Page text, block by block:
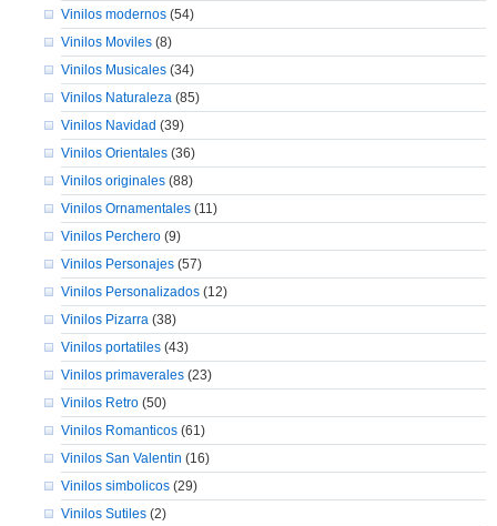
Vinilos modernos(54)
Vinilos Moviles(8)
Vinilos Musicales(34)
Vinilos Naturaleza(85)
Vinilos Navidad (39)
Vinilos Orientales(36)
Vinilos originales(88)
Vinilos Ornamentales(11)
Vinilos Perchero(9)
Vinilos Personajes(57)
Vinilos Personalizados(12)
Vinilos Pizarra(38)
Vinilos portatiles(43)
Vinilos primaverales(23)
Vinilos Retro(50)
Vinilos Romanticos(61)
Vinilos San Valentin (16)
Vinilos simbolicos(29)
Vinilos Sutiles(2)